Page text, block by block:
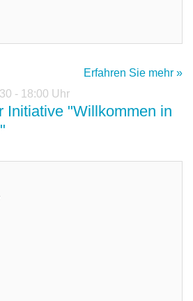
Erfahren Sie mehr »
- 18:00 Uhr
Initiative "Willkommen in